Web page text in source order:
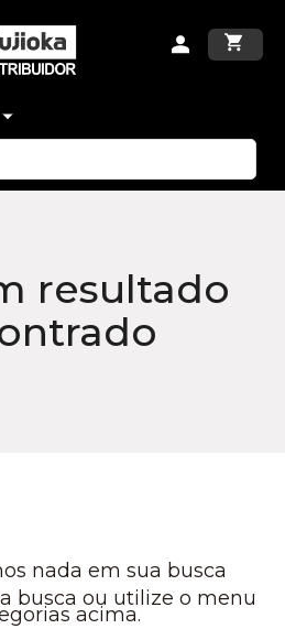
resultado
nada em sua busca
busca ou utilize o menu
acima.